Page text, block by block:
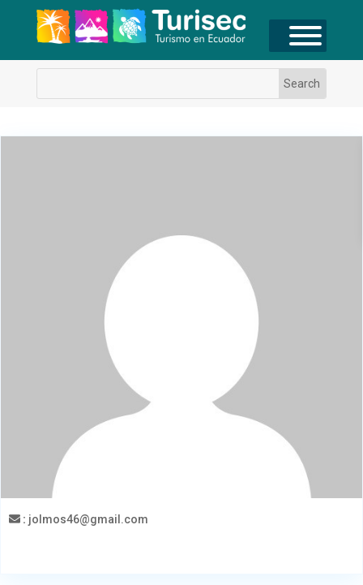
: jolmos46@gmail.com